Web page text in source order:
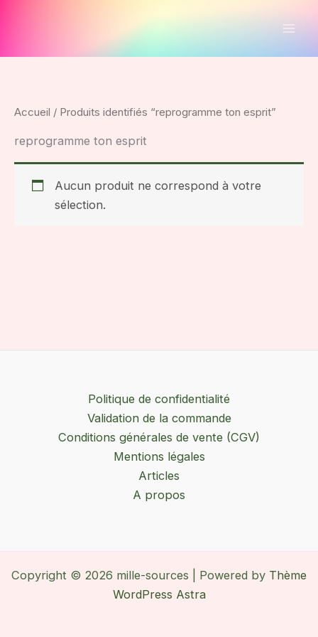
Accueil / Produits identifiés “reprogramme ton esprit”
reprogramme ton esprit
Aucun produit ne correspond à votre
sélection.
Politique de confidentialité
Validation de la commande
Conditions générales de vente (CGV)
Mentions légales
Articles
A propos
Copyright © 2026 mille-sources | Powered by Thème
WordPress Astra